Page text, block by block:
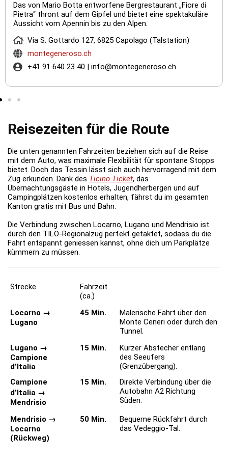
Das von Mario Botta entworfene Bergrestaurant „Fiore di
Pietra“ thront auf dem Gipfel und bietet eine spektakuläre
Aussicht vom Apennin bis zu den Alpen.
Via S. Gottardo 127, 6825 Capolago (Talstation)
montegeneroso.ch
+41 91 640 23 40 | info@montegeneroso.ch
Reisezeiten für die Route
Die unten genannten Fahrzeiten beziehen sich auf die Reise
mit dem Auto, was maximale Flexibilität für spontane Stopps
bietet. Doch das Tessin lässt sich auch hervorragend mit dem
Zug erkunden. Dank des Ticino Ticket, das
Übernachtungsgäste in Hotels, Jugendherbergen und auf
Campingplätzen kostenlos erhalten, fährst du im gesamten
Kanton gratis mit Bus und Bahn.
Die Verbindung zwischen Locarno, Lugano und Mendrisio ist
durch den TILO-Regionalzug perfekt getaktet, sodass du die
Fahrt entspannt geniessen kannst, ohne dich um Parkplätze
kümmern zu müssen.
Strecke
Fahrzeit
(ca.)
Locarno →
Lugano
45 Min.
Malerische Fahrt über den
Monte Ceneri oder durch den
Tunnel.
Lugano →
Campione
d’Italia
15 Min.
Kurzer Abstecher entlang
des Seeufers
(Grenzübergang).
Campione
d’Italia →
Mendrisio
15 Min.
Direkte Verbindung über die
Autobahn A2 Richtung
Süden.
Mendrisio →
Locarno
(Rückweg)
50 Min.
Bequeme Rückfahrt durch
das Vedeggio-Tal.